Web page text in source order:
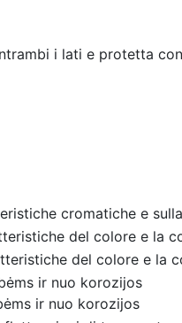
i lati e protetta
cromatiche e
del colore e la
del colore e la
ir nuo korozijos
ir nuo korozijos